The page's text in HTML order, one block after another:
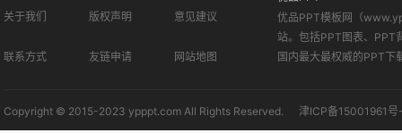
关于我们 版权声明 意见建议
联系方式 友链申请 网站地图
优品PPT模板网（
站。包括PPT图表、PPT
国内最大最权威的PPT下
Copyright © 2015-2023 ypppt.com All Rights Reserved. 津ICP备15001961号